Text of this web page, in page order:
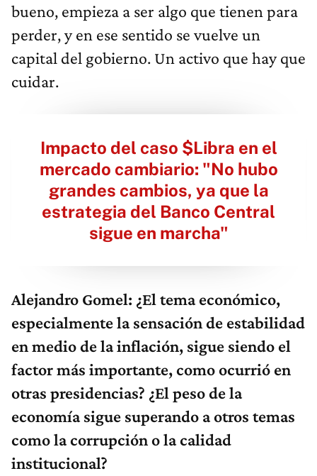
bueno, empieza a ser algo que tienen para
perder, y en ese sentido se vuelve un
capital del gobierno. Un activo que hay que
cuidar.
Impacto del caso $Libra en el
mercado cambiario: "No hubo
grandes cambios, ya que la
estrategia del Banco Central
sigue en marcha"
Alejandro Gomel: ¿El tema económico,
especialmente la sensación de estabilidad
en medio de la inflación, sigue siendo el
factor más importante, como ocurrió en
otras presidencias? ¿El peso de la
economía sigue superando a otros temas
como la corrupción o la calidad
institucional?